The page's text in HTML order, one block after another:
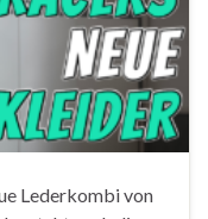
Lederkombi von